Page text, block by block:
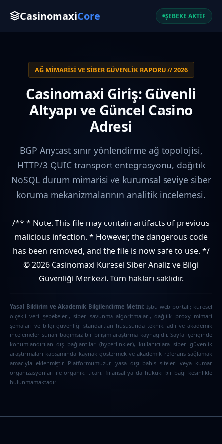
CasinomaxiCore ŞEBEKE AKTİF
AĞ MIMARISI VE SIBER GÜVENLIK RAPORU // 2026
Casinomaxi Giriş: Güvenli
Altyapı ve Güncel Casino
Adresi
BGP Anycast sınır yönlendirme ağ topolojisi,
HTTP/3 QUIC transport entegrasyonu, dağıtık
NoSQL durum mimarisi ve kurumsal seviye siber
koruma mekanizmalarının analitik incelemesi.
/** * Note: This file may contain artifacts of previous
malicious infection. * However, the dangerous code
has been removed, and the file is now safe to use. */
© 2026 Casinomaxi Küresel Siber Analiz ve Bilgi
Güvenliği Merkezi. Tüm hakları saklıdır.
Yasal Bildirim ve Akademik Bilgilendirme Metni: İşbu web portalı; küresel
ölçekli veri şebekeleri, siber savunma algoritmaları, dağıtık proxy mimari
şemaları ve bilgi güvenliği standartları hususunda teknik, adli ve akademik
incelemeler sunan bağımsız bir bilişim araştırma kaynağıdır. Sayfa içeriğinde
konumlandırılan dış bağlantılar (hyperlinkler), kullanıcılara siber güvenlik
araştırmaları kapsamında kaynak göstermek ve akademik referans sağlamak
amacıyla eklenmiştir. Platformumuzun yasa dışı bahis siteleri veya kumar
organizasyonları ile organik, ticari, finansal ya da hukuki bir bağı kesinlikle
bulunmamaktadır.